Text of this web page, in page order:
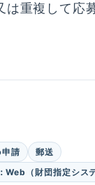
重複して応
請
郵送
Web（財団指定シス